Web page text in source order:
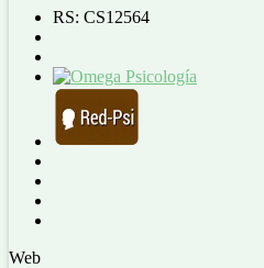
RS: CS12564
Web